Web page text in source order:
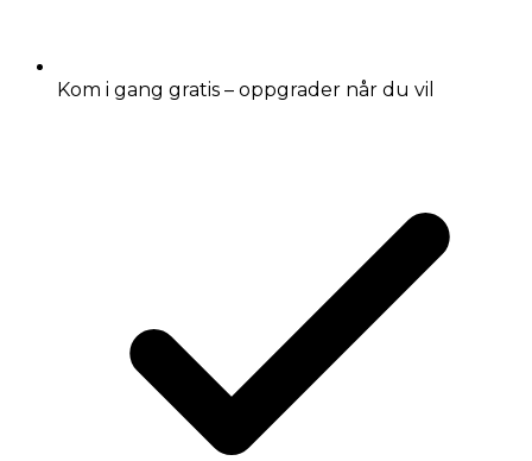
Kom i gang gratis – oppgrader når du vil